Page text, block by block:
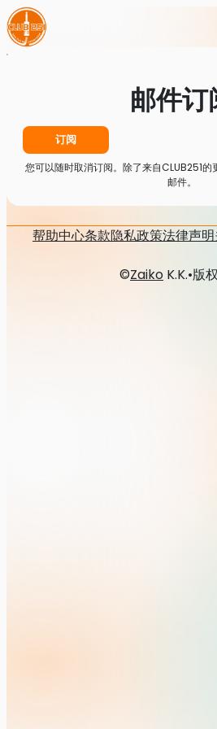
首页
邮件订
订阅
您可以随时取消订阅。除了来自CLUB251
邮件。
帮助中心条款隐私政策法律声明
©Zaiko K.K.•版